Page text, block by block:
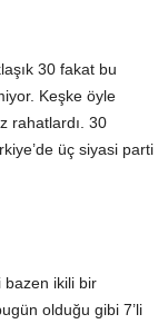
30 fakat bu
Keşke öyle
rahatlardı. 30
üç siyasi parti
bazen ikili bir
olduğu gibi 7’li